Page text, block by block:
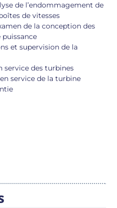
de l’endommagement de
de vitesses
de la conception des
et supervision de la
service des turbines
service de la turbine